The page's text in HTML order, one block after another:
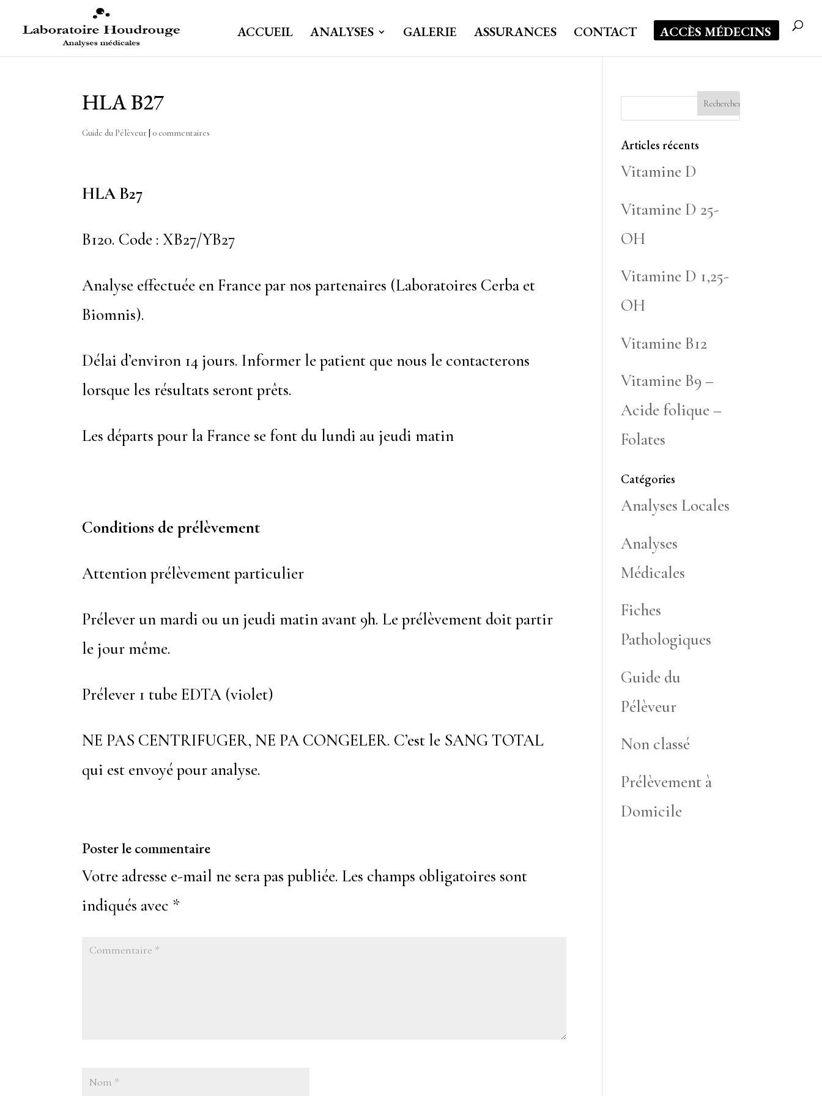
ACCUEIL ANALYSES GALERIE ASSURANCES CONTACT ACCÈS MÉDECINS
HLA B27
Guide du Pélèveur 0 commentaires
HLA B27
B120. Code : XB27/YB27
Analyse effectuée en France par nos partenaires (Laboratoires Cerba et
Biomnis).
Délai d’environ 14 jours. Informer le patient que nous le contacterons
lorsque les résultats seront prêts.
Les départs pour la France se font du lundi au jeudi matin
Conditions de prélèvement
Attention prélèvement particulier
Prélever un mardi ou un jeudi matin avant 9h. Le prélèvement doit partir
le jour même.
Prélever 1 tube EDTA (violet)
NE PAS CENTRIFUGER, NE PA CONGELER. C’est le SANG TOTAL
qui est envoyé pour analyse.
Poster le commentaire
Votre adresse e-mail ne sera pas publiée. Les champs obligatoires sont
indiqués avec *
Articles récents
Vitamine D
Vitamine D 25-
OH
Vitamine D 1,25-
OH
Vitamine B12
Vitamine B9 –
Acide folique –
Folates
Catégories
Analyses Locales
Analyses
Médicales
Fiches
Pathologiques
Guide du
Pélèveur
Non classé
Prélèvement à
Domicile